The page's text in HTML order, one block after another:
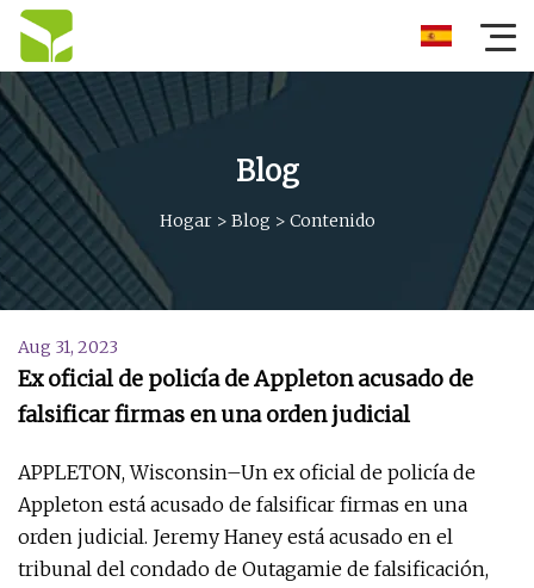
Blog
Hogar> Blog > Contenido
Aug 31, 2023
Ex oficial de policía de Appleton acusado de
falsificar firmas en una orden judicial
APPLETON, Wisconsin–Un ex oficial de policía de
Appleton está acusado de falsificar firmas en una
orden judicial. Jeremy Haney está acusado en el
tribunal del condado de Outagamie de falsificación,